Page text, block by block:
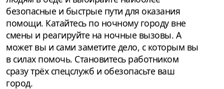
безопасные и быстрые пути для оказания
помощи. Катайтесь по ночному городу вне
смены и реагируйте на ночные вызовы. А
может вы и сами заметите дело, с которым вы
в силах помочь. Становитесь работником
сразу трёх спецслужб и обезопасьте ваш
город.